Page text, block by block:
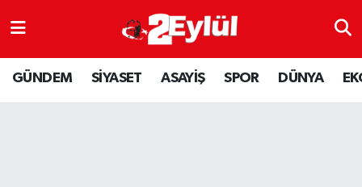
GÜNDEM SİYASET ASAYİŞ SPOR DÜNYA
ASAYİŞ
DÜNYA
Nöbetçi Eczaneler
Hava Durumu